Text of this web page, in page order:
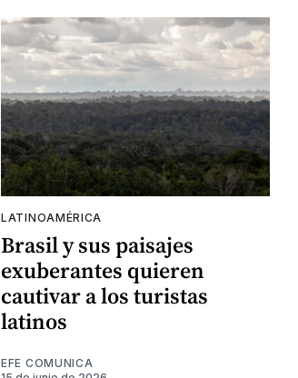
LATINOAMÉRICA
Brasil y sus paisajes
exuberantes quieren
cautivar a los turistas
latinos
EFE COMUNICA